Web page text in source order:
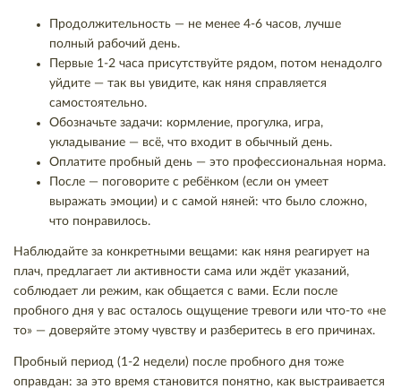
Продолжительность — не менее 4-6 часов, лучше
полный рабочий день.
Первые 1-2 часа присутствуйте рядом, потом ненадолго
уйдите — так вы увидите, как няня справляется
самостоятельно.
Обозначьте задачи: кормление, прогулка, игра,
укладывание — всё, что входит в обычный день.
Оплатите пробный день — это профессиональная норма.
После — поговорите с ребёнком (если он умеет
выражать эмоции) и с самой няней: что было сложно,
что понравилось.
Наблюдайте за конкретными вещами: как няня реагирует на
плач, предлагает ли активности сама или ждёт указаний,
соблюдает ли режим, как общается с вами. Если после
пробного дня у вас осталось ощущение тревоги или что-то «не
то» — доверяйте этому чувству и разберитесь в его причинах.
Пробный период (1-2 недели) после пробного дня тоже
оправдан: за это время становится понятно, как выстраивается